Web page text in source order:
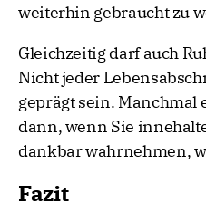
weiterhin gebraucht zu
Gleichzeitig darf auch
Nicht jeder
geprägt sein. Manchmal
dann, wenn Sie
dankbar wahrnehmen,
Fazit